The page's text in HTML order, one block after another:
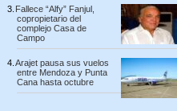
Fallece “Alfy” Fanjul,
copropietario del
complejo Casa de
Campo
Arajet pausa sus vuelos
entre Mendoza y Punta
Cana hasta octubre